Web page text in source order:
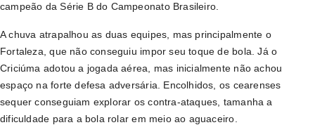
campeão da Série B do Campeonato Brasileiro.
A chuva atrapalhou as duas equipes, mas principalmente o
Fortaleza, que não conseguiu impor seu toque de bola. Já o
Criciúma adotou a jogada aérea, mas inicialmente não achou
espaço na forte defesa adversária. Encolhidos, os cearenses
sequer conseguiam explorar os contra-ataques, tamanha a
dificuldade para a bola rolar em meio ao aguaceiro.